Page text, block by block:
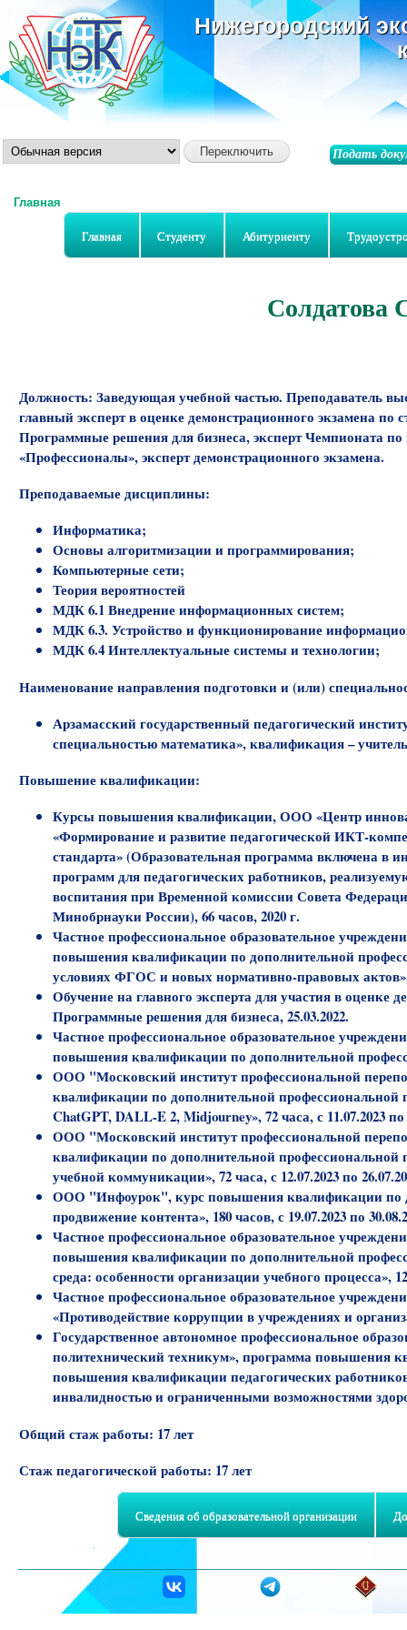
Нижегородский
Подать
Главная
Главная Студенту Абитуриенту
Солдатова
Должность: Заведующая учебной частью. Преподаватель
главный эксперт в оценке демонстрационного экзамена по
Программные решения для бизнеса, эксперт Чемпионата по
«Профессионалы», эксперт демонстрационного экзамена.
Преподаваемые дисциплины:
Информатика;
Основы алгоритмизации и программирования;
Компьютерные сети;
Теория вероятностей
МДК 6.1 Внедрение информационных систем;
МДК 6.3. Устройство и функционирование
МДК 6.4 Интеллектуальные системы и технологии;
Наименование направления подготовки и (или)
Арзамасский государственный педагогический
специальностью математика», квалификация –
Повышение квалификации:
Курсы повышения квалификации, ООО «Центр
«Формирование и развитие педагогической ИКТ-
стандарта» (Образовательная программа включена
программ для педагогических работников,
воспитания при Временной комиссии Совета
Минобрнауки России), 66 часов, 2020 г.
Частное профессиональное образовательное
повышения квалификации по дополнительной
условиях ФГОС и новых нормативно-правовых актов»,
Обучение на главного эксперта для участия в оценке
Программные решения для бизнеса, 25.03.2022.
Частное профессиональное образовательное
повышения квалификации по дополнительной
ООО "Московский институт профессиональной
квалификации по дополнительной профессиональной
ChatGPT, DALL-E 2, Midjourney», 72 часа, с 11.07.2023 по
ООО "Московский институт профессиональной
квалификации по дополнительной профессиональной
учебной коммуникации», 72 часа, с 12.07.2023 по
ООО "Инфоурок", курс повышения квалификации по
продвижение контента», 180 часов, с 19.07.2023 по
Частное профессиональное образовательное
повышения квалификации по дополнительной
среда: особенности организации учебного процесса»,
Частное профессиональное образовательное
«Противодействие коррупции в учреждениях и
Государственное автономное профессиональное
политехнический техникум», программа повышения
повышения квалификации педагогических
инвалидностью и ограниченными возможностями
Общий стаж работы: 17 лет
Стаж педагогической работы: 17 лет
Сведения об образовательной организации